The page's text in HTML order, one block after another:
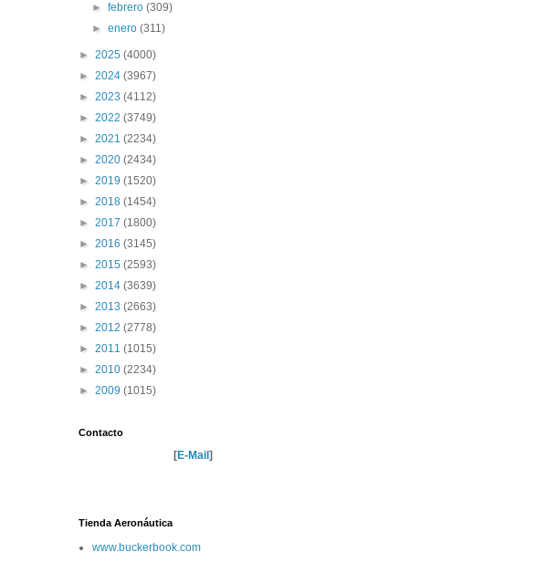
►febrero(309)
►enero(311)
► 2025 (4000)
► 2024 (3967)
► 2023 (4112)
► 2022 (3749)
► 2021 (2234)
► 2020 (2434)
► 2019 (1520)
► 2018 (1454)
► 2017 (1800)
► 2016 (3145)
► 2015 (2593)
► 2014 (3639)
► 2013 (2663)
► 2012 (2778)
► 2011 (1015)
► 2010 (2234)
► 2009 (1015)
Contacto
[E-Mail ]
Tienda Aeronáutica
www.buckerbook.com